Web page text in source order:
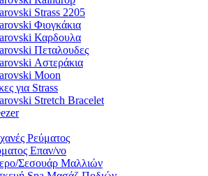
Strass 2205
Φιογκάκια
Καρδουλα
Πεταλουδες
Αστεράκια
Moon
για Strass
Stretch Bracelet
Ρεύματος
Επαν/νο
Σεσουάρ Μαλλιών